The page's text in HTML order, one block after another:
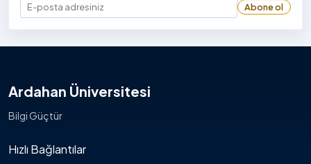
E-posta
Abone ol
Ardahan Üniversitesi
Bilgi Güçtür
Hızlı Bağlantılar